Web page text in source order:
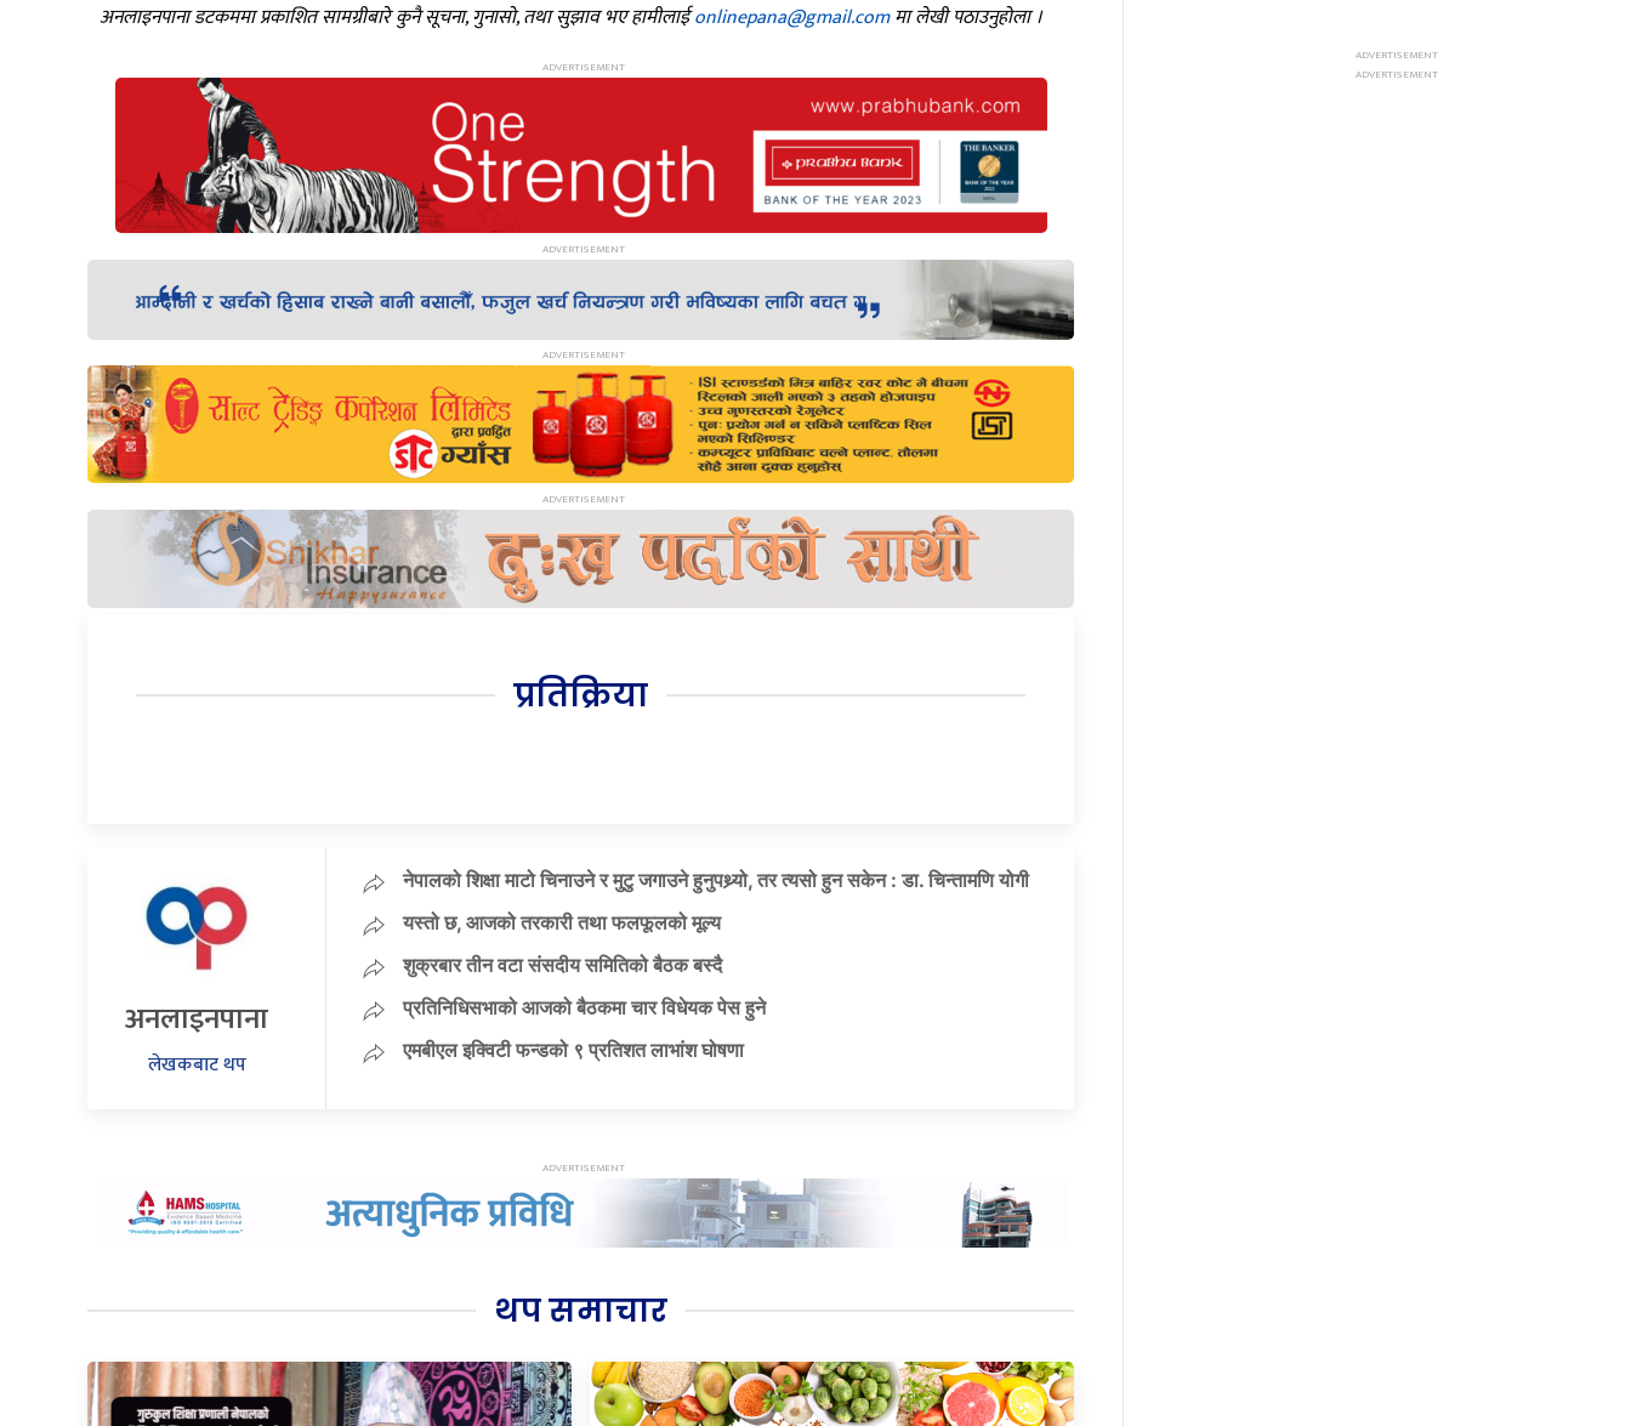
अनलाइनपाना डटकममा प्रकाशित सामग्रीबारे कुनै सूचना, गुनासो, तथा सुझाव भए हामीलाईonlinepana@gmail.comमा लेखी पठाउनुहोला ।
प्रतिक्रिया
अनलाइनपाना
लेखकबाट थप
नेपालको शिक्षा माटो चिनाउने र मुटु जगाउने हुनुपथ्र्यो, तर त्यसो हुन सकेन : डा. चिन्तामणि योगी
यस्तो छ, आजको तरकारी तथा फलफूलको मूल्य
शुक्रबार तीन वटा संसदीय समितिको बैठक बस्दै
प्रतिनिधिसभाको आजको बैठकमा चार विधेयक पेस हुने
एमबीएल इक्विटी फन्डको ९ प्रतिशत लाभांश घोषणा
थप समाचार